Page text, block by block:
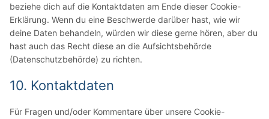
beziehe dich auf die Kontaktdaten am Ende dieser Cookie-
Erklärung. Wenn du eine Beschwerde darüber hast, wie wir
deine Daten behandeln, würden wir diese gerne hören, aber du
hast auch das Recht diese an die Aufsichtsbehörde
(Datenschutzbehörde) zu richten.
10. Kontaktdaten
Für Fragen und/oder Kommentare über unsere Cookie-